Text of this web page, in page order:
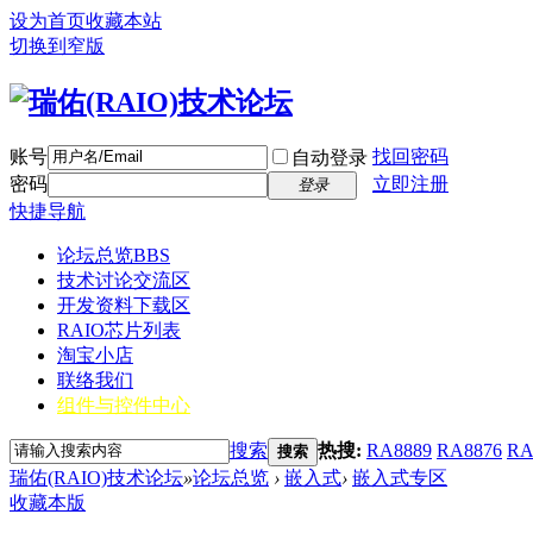
设为首页收藏本站
切换到窄版
账号 自动登录 找回密码
密码
登录
立即注册
快捷导航
论坛总览BBS
技术讨论交流区
开发资料下载区
RAIO芯片列表
淘宝小店
联络我们
组件与控件中心
搜索 搜索 热搜: RA8889 RA8876
瑞佑(RAIO)技术论坛»论坛总览 › 嵌入式› 嵌入式专区
收藏本版